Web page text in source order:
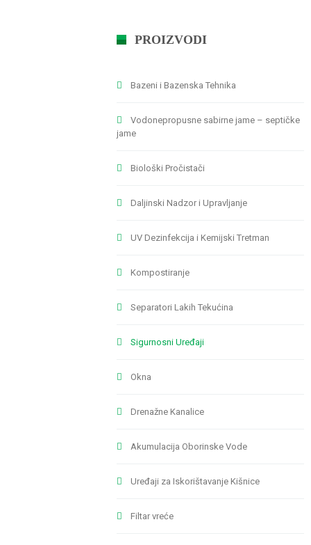
PROIZVODI
Bazeni i Bazenska Tehnika
Vodonepropusne sabirne jame – septičke
jame
Biološki Pročistači
Daljinski Nadzor i Upravljanje
UV Dezinfekcija i Kemijski Tretman
Kompostiranje
Separatori Lakih Tekućina
Sigurnosni Uređaji
Okna
Drenažne Kanalice
Akumulacija Oborinske Vode
Uređaji za Iskorištavanje Kišnice
Filtar vreće